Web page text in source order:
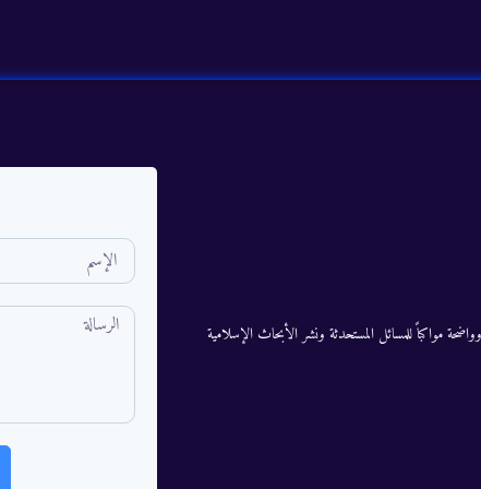
مواكباً للمسائل المستحدثة ونشر الأبحاث الإسلامية